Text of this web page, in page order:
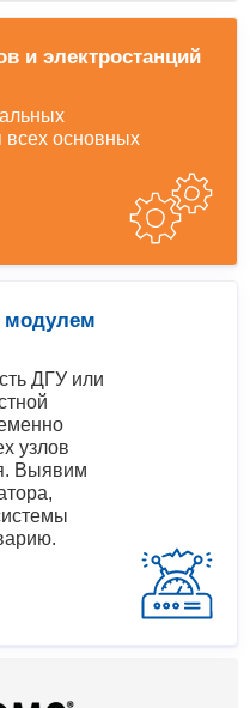
и электростанций
всех основных
модулем
ДГУ или
узлов
Выявим